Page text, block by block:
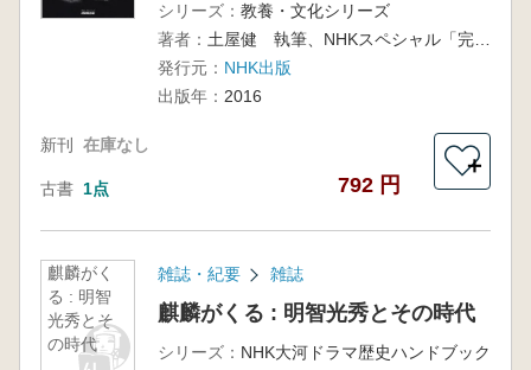
シリーズ： 教養・文化シリーズ
著者：
土屋健 執筆、NHKスペシャル「完全解剖ティラノサウルス」制作班編
発行元： NHK出版
出版年： 2016
新刊 在庫なし
古書 1点 792 円
＋
麒麟がく
る : 明智
光秀とそ
の時代
雑誌・紀要 雑誌
麒麟がくる : 明智光秀とその時代
シリーズ： NHK大河ドラマ歴史ハンドブック